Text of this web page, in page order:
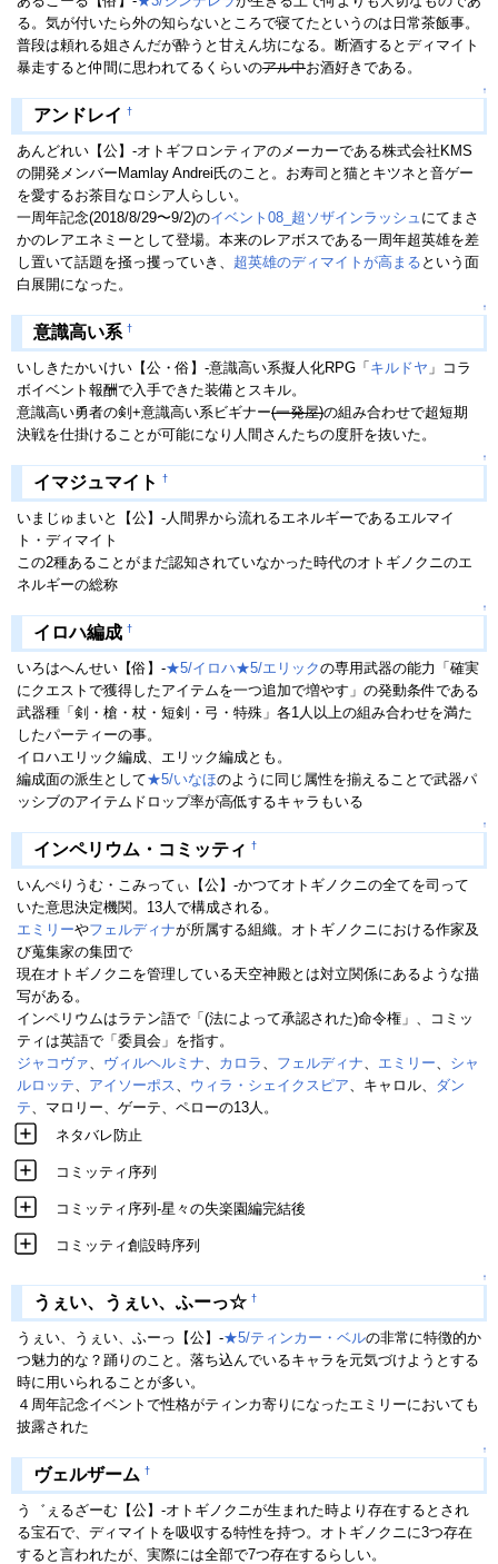
る。気が付いたら外の知らないところで寝てたというのは日常茶飯事。
普段は頼れる姐さんだが酔うと甘えん坊になる。断酒するとディマイト
暴走すると仲間に思われてるくらいのアル中お酒好きである。
↑
アンドレイ †
あんどれい【公】-オトギフロンティアのメーカーである株式会社KMS
の開発メンバーMamlay Andrei氏のこと。お寿司と猫とキツネと音ゲー
を愛するお茶目なロシア人らしい。
一周年記念(2018/8/29〜9/2)のイベント08_超ソザインラッシュ にてまさ
かのレアエネミーとして登場。本来のレアボスである一周年超英雄を差
し置いて話題を掻っ攫っていき、 超英雄のディマイトが高まる という面
白展開になった。
↑
意識高い系 †
いしきたかいけい【公・俗】-意識高い系擬人化RPG「 キルドヤ 」コラ
ボイベント報酬で入手できた装備とスキル。
意識高い勇者の剣+意識高い系ビギナー(一発屋)の組み合わせで超短期
決戦を仕掛けることが可能になり人間さんたちの度肝を抜いた。
↑
イマジュマイト †
いまじゅまいと【公】-人間界から流れるエネルギーであるエルマイ
ト・ディマイト
この2種あることがまだ認知されていなかった時代のオトギノクニのエ
ネルギーの総称
↑
イロハ編成 †
いろはへんせい【俗】-★5/イロハ★5/エリックの専用武器の能力「確実
にクエストで獲得したアイテムを一つ追加で増やす」の発動条件である
武器種「剣・槍・杖・短剣・弓・特殊」各1人以上の組み合わせを満た
したパーティーの事。
イロハエリック編成、エリック編成とも。
編成面の派生として★5/いなほのように同じ属性を揃えることで武器パ
ッシブのアイテムドロップ率が高低するキャラもいる
↑
インペリウム・コミッティ †
いんぺりうむ・こみってぃ【公】-かつてオトギノクニの全てを司って
いた意思決定機関。13人で構成される。
エミリーやフェルディナが所属する組織。オトギノクニにおける作家及
び蒐集家の集団で
現在オトギノクニを管理している天空神殿とは対立関係にあるような描
写がある。
インペリウムはラテン語で「(法によって承認された)命令権」、コミッ
ティは英語で「委員会」を指す。
ジャコヴァ、 ヴィルヘルミナ、 カロラ 、 フェルディナ、 エミリー、 シャ
ルロッテ、 アイソーポス、 ウィラ・シェイクスピア、キャロル、 ダン
テ、マロリー、ゲーテ、ペローの13人。
ネタバレ防止
コミッティ序列
コミッティ序列-星々の失楽園編完結後
コミッティ創設時序列
↑
うぇい、うぇい、ふーっ☆ †
うぇい、うぇい、ふーっ【公】-★5/ティンカー・ベルの非常に特徴的か
つ魅力的な？踊りのこと。落ち込んでいるキャラを元気づけようとする
時に用いられることが多い。
４周年記念イベントで性格がティンカ寄りになったエミリーにおいても
披露された
↑
ヴェルザーム †
う゛ぇるざーむ【公】-オトギノクニが生まれた時より存在するとされ
る宝石で、ディマイトを吸収する特性を持つ。オトギノクニに3つ存在
すると言われたが、実際には全部で7つ存在するらしい。